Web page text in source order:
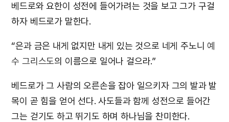
베드로와 요한이 성전에 들어가려는 것을 보고 그가 구걸
하자 베드로가 말한다.
“은과 금은 내게 없지만 내게 있는 것으로 네게 주노니 예
수 그리스도의 이름으로 일어나 걸으라.”
베드로가 그 사람의 오른손을 잡아 일으키자 그의 발과 발
목이 곧 힘을 얻어 선다. 사도들과 함께 성전으로 들어간
그는 걷기도 하고 뛰기도 하며 하나님을 찬미한다.